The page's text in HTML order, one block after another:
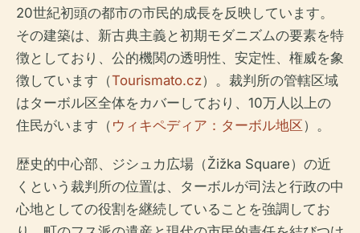
20世紀初頭の都市の市民的成長を反映しています。
その建築は、新古典主義と初期モダニズムの要素を特
徴としており、公的機関の透明性、安定性、権威を象
徴しています（Tourismato.cz）。裁判所の管轄区域
はターボル区全体をカバーしており、10万人以上の
住民がいます（ ウィキペディア：ターボル地区）。
歴史的中心部、ジシュカ広場（Žižka Square）の近
くという裁判所の位置は、ターボルが司法と行政の中
心地としての役割を継続していることを強調してお